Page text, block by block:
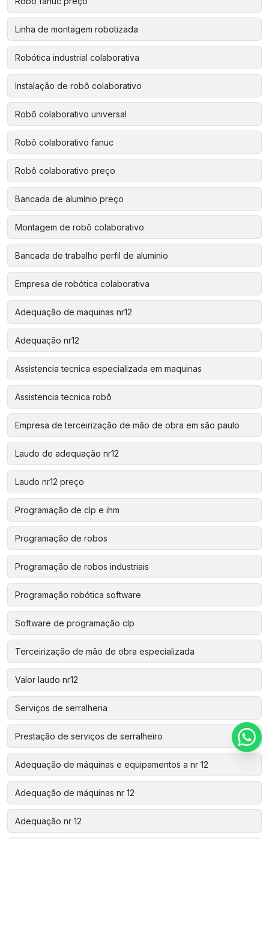
Linha de montagem robotizada
Robótica industrial colaborativa
Instalação de robô colaborativo
Robô colaborativo universal
Robô colaborativo fanuc
Robô colaborativo preço
Bancada de alumínio preço
Montagem de robô colaborativo
Bancada de trabalho perfil de aluminio
Empresa de robótica colaborativa
Adequação de maquinas nr12
Adequação nr12
Assistencia tecnica especializada em maquinas
Assistencia tecnica robô
Empresa de terceirização de mão de obra em são paulo
Laudo de adequação nr12
Laudo nr12 preço
Programação de clp e ihm
Programação de robos
Programação de robos industriais
Programação robótica software
Software de programação clp
Terceirização de mão de obra especializada
Valor laudo nr12
Serviços de serralheria
Prestação de serviços de serralheiro
Adequação de máquinas e equipamentos a nr 12
Adequação de máquinas nr 12
Adequação nr 12